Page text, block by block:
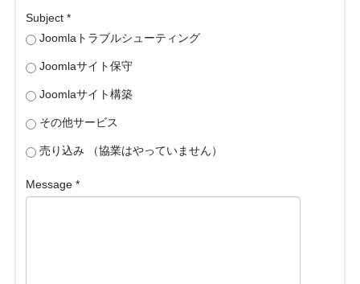
Subject *
Joomlaトラブルシューティング
Joomlaサイト保守
Joomlaサイト構築
その他サービス
売り込み （協業はやっていません）
Message *